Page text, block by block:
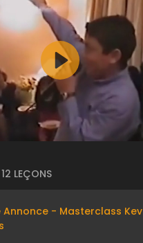
LEÇONS
Annonce - Masterclass Kev